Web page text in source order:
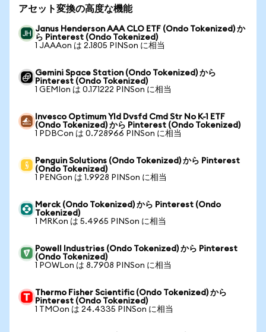
アセット変換の高度な機能
Janus Henderson AAA CLO ETF (Ondo Tokenized) か
ら Pinterest (Ondo Tokenized)
1 JAAAon は 2.1805 PINSon に相当
Gemini Space Station (Ondo Tokenized) から
Pinterest (Ondo Tokenized)
1 GEMIon は 0.171222 PINSon に相当
Invesco Optimum Yld Dvsfd Cmd Str No K-1 ETF
(Ondo Tokenized) から Pinterest (Ondo Tokenized)
1 PDBCon は 0.728966 PINSon に相当
Penguin Solutions (Ondo Tokenized) から Pinterest
(Ondo Tokenized)
1 PENGon は 1.9928 PINSon に相当
Merck (Ondo Tokenized) から Pinterest (Ondo
Tokenized)
1 MRKon は 5.4965 PINSon に相当
Powell Industries (Ondo Tokenized) から Pinterest
(Ondo Tokenized)
1 POWLon は 8.7908 PINSon に相当
Thermo Fisher Scientific (Ondo Tokenized) から
Pinterest (Ondo Tokenized)
1 TMOon は 24.4335 PINSon に相当